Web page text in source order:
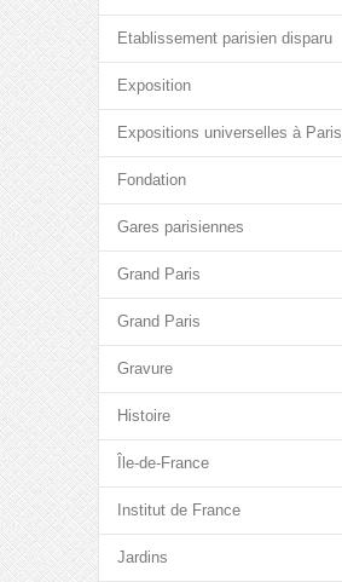
Etablissement parisien disparu
Exposition
Expositions universelles à Paris
Fondation
Gares parisiennes
Grand Paris
Grand Paris
Gravure
Histoire
Île-de-France
Institut de France
Jardins